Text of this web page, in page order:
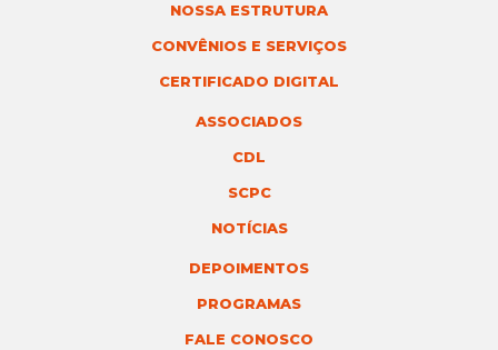
NOSSA ESTRUTURA
CONVÊNIOS E SERVIÇOS
CERTIFICADO DIGITAL
ASSOCIADOS
CDL
SCPC
NOTÍCIAS
DEPOIMENTOS
PROGRAMAS
FALE CONOSCO